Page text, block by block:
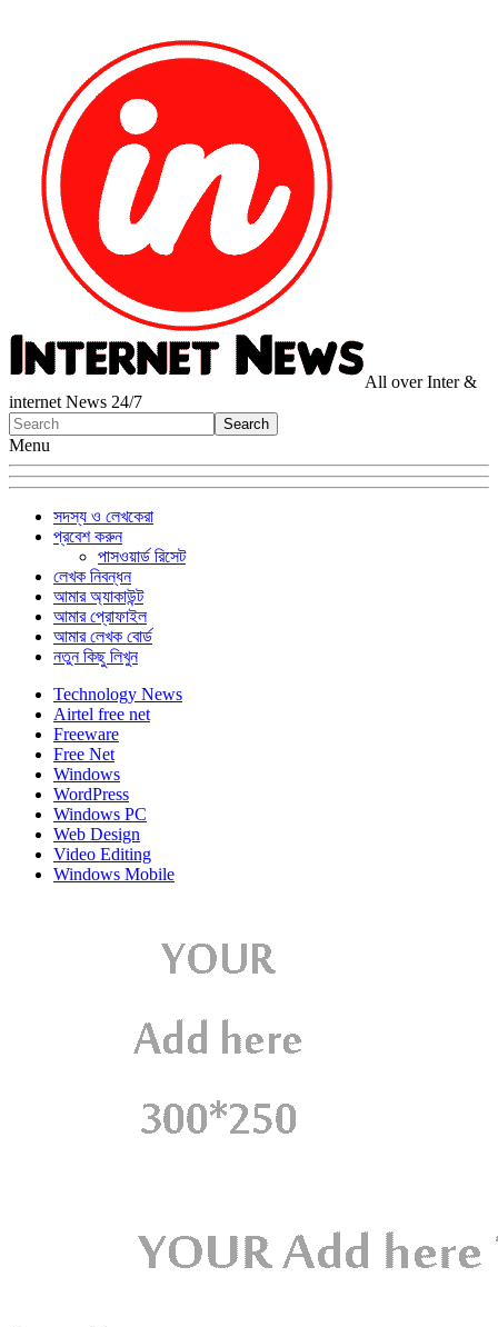
All over Inter &
internet News 24/7
Menu
সদস্য ও লেখকেরা
প্রবেশ করুন
পাসওয়ার্ড রিসেট
লেখক নিবন্ধন
আমার অ্যাকাউন্ট
আমার প্রোফাইল
আমার লেখক বোর্ড
নতুন কিছু লিখুন
Technology News
Airtel free net
Freeware
Free Net
Windows
WordPress
Windows PC
Web Design
Video Editing
Windows Mobile